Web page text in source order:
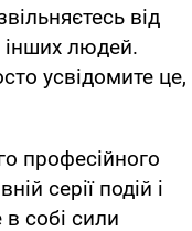
від
інших людей.
усвідомите це,
професійного
серії подій і
собі сили